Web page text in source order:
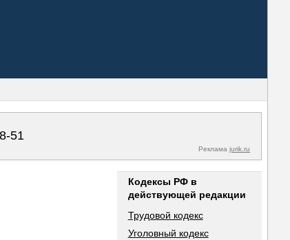
51
Реклама jurik.ru
Кодексы РФ в
действующей редакции
Трудовой кодекс
Уголовный кодекс